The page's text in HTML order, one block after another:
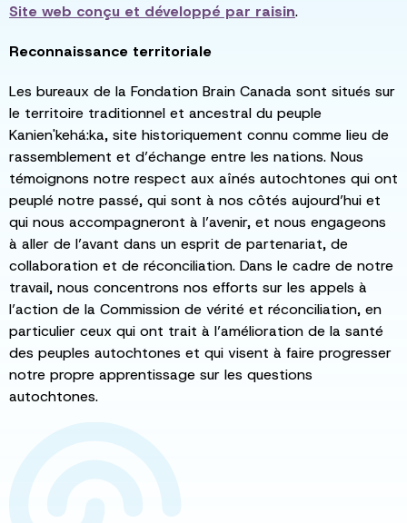
Site web conçu et développé par raisin.
Reconnaissance territoriale
Les bureaux de la Fondation Brain Canada sont situés sur
le territoire traditionnel et ancestral du peuple
Kanien'kehá:ka, site historiquement connu comme lieu de
rassemblement et d’échange entre les nations. Nous
témoignons notre respect aux aînés autochtones qui ont
peuplé notre passé, qui sont à nos côtés aujourd’hui et
qui nous accompagneront à l’avenir, et nous engageons
à aller de l’avant dans un esprit de partenariat, de
collaboration et de réconciliation. Dans le cadre de notre
travail, nous concentrons nos efforts sur les appels à
l’action de la Commission de vérité et réconciliation, en
particulier ceux qui ont trait à l’amélioration de la santé
des peuples autochtones et qui visent à faire progresser
notre propre apprentissage sur les questions
autochtones.